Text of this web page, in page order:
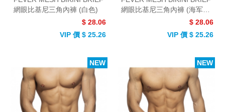
網眼比基尼三角內褲 (白色)
$ 28.06
VIP 價 $ 25.26
網眼比基尼三角內褲 (海军
$ 28.06
VIP 價 $ 25.26
NEW NEW